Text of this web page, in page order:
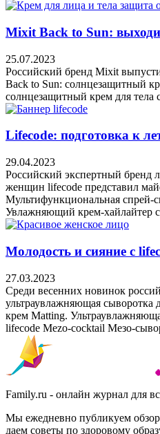
Mixit Back to Sun:
25.07.2023
Российский бренд Mixit
Back to Sun: солнцезащитный
солнцезащитный крем для
Lifecode: подготовка к
29.04.2023
Российский экспертный бренд
женщин lifecode представил
Мультифункциональная спрей-
Увлажняющий крем-хайлайтер
Молодость и сияние с
27.03.2023
Среди весенних новинок
ультраувлажняющая
крем Matting.
lifecode Mezo-cocktail Мезо-
Family.ru - онлайн журнал для
Мы ежедневно публикуем
даем советы по здоровому